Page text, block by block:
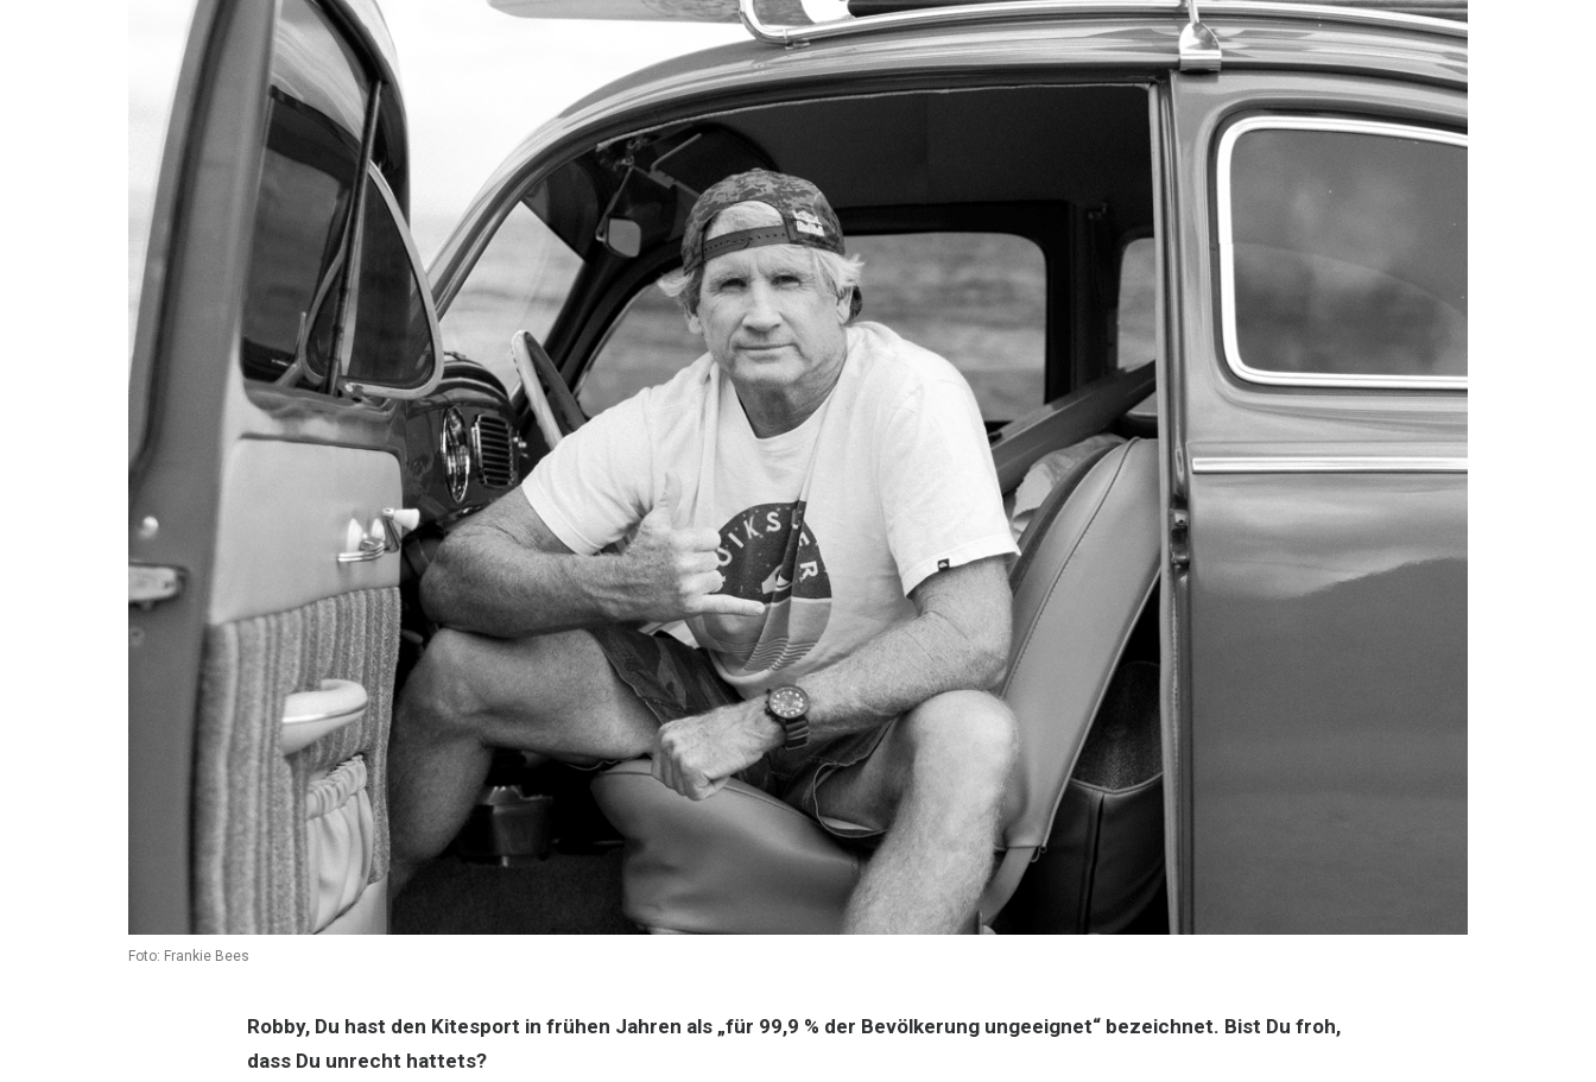
Foto: Frankie Bees
Robby, Du hast den Kitesport in frühen Jahren als „für 99,9 % der Bevölkerung ungeeignet“ bezeichnet. Bist Du froh,
dass Du unrecht hattets?